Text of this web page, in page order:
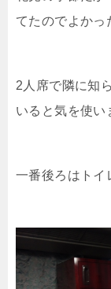
てたのでよかっ
2人席で隣に知
いると気を使い
一番後ろはトイ